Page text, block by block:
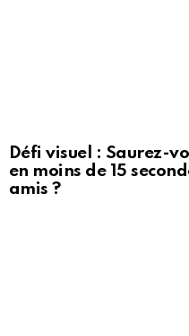
Défi visuel : Saurez-
en moins de 15
amis ?